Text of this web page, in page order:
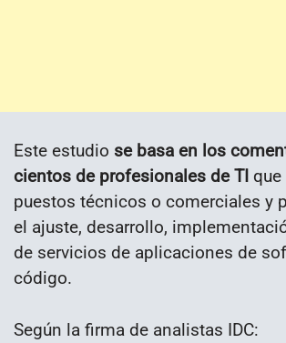
Este estudio se basa en los
cientos de profesionales de TI
puestos técnicos o comerciales y
el ajuste, desarrollo,
de servicios de aplicaciones de
código.
Según la firma de analistas IDC: